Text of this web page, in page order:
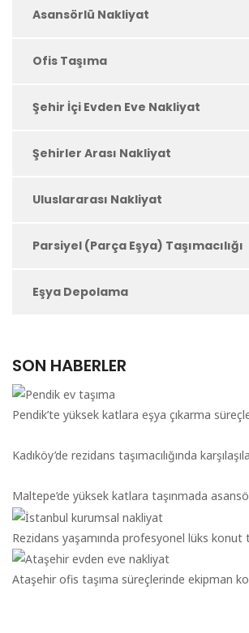
Asansörlü Nakliyat
Ofis Taşıma
Şehir İçi Evden Eve Nakliyat
Şehirler Arası Nakliyat
Uluslararası Nakliyat
Parsiyel (Parça Eşya) Taşımacılığı
Eşya Depolama
SON HABERLER
Pendik’te yüksek katlara eşya çıkarma
Kadıköy’de rezidans taşımacılığında
Maltepe’de yüksek katlara taşınmada
Rezidans yaşamında profesyonel lüks konut
Ataşehir ofis taşıma süreçlerinde ekipman